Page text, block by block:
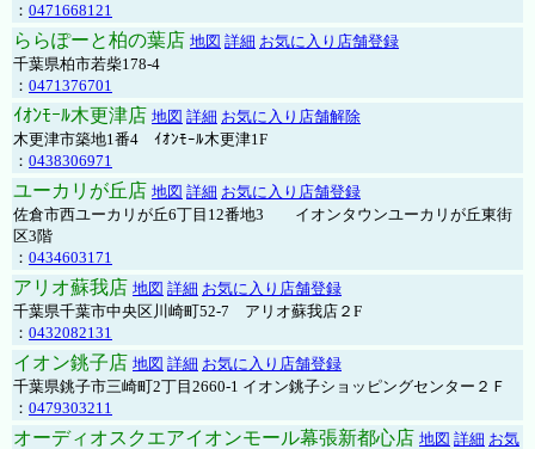
： 0471668121
ららぽーと柏の葉店 地図 詳細 お気に入り店舗登録
千葉県柏市若柴178-4
： 0471376701
ｲｵﾝﾓｰﾙ木更津店 地図 詳細 お気に入り店舗解除
木更津市築地1番4 ｲｵﾝﾓｰﾙ木更津1F
： 0438306971
ユーカリが丘店 地図 詳細 お気に入り店舗登録
佐倉市西ユーカリが丘6丁目12番地3 イオンタウンユーカリが丘東街
区3階
： 0434603171
アリオ蘇我店 地図 詳細 お気に入り店舗登録
千葉県千葉市中央区川崎町52-7 アリオ蘇我店２F
： 0432082131
イオン銚子店 地図 詳細 お気に入り店舗登録
千葉県銚子市三崎町2丁目2660-1 イオン銚子ショッピングセンター２Ｆ
： 0479303211
オーディオスクエアイオンモール幕張新都心店 地図 詳細 お気